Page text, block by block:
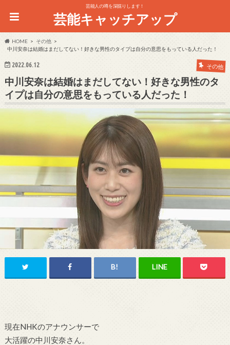
芸能人の噂を深掘りします！
芸能キャッチアップ
HOME
その他
中川安奈は結婚はまだしてない！好きな男性のタイプは自分の意思をもっている人だった！
2022.06.12 その他
中川安奈は結婚はまだしてない！好きな男性のタ
イプは自分の意思をもっている人だった！
現在NHKのアナウンサーで
大活躍の中川安奈さん。